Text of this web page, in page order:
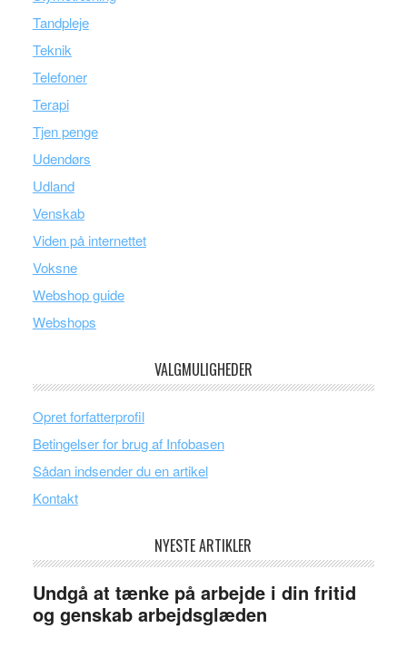
Tandpleje
Teknik
Telefoner
Terapi
Tjen penge
Udendørs
Udland
Venskab
Viden på internettet
Voksne
Webshop guide
Webshops
VALGMULIGHEDER
Opret forfatterprofil
Betingelser for brug af Infobasen
Sådan indsender du en artikel
Kontakt
NYESTE ARTIKLER
Undgå at tænke på arbejde i din fritid
og genskab arbejdsglæden